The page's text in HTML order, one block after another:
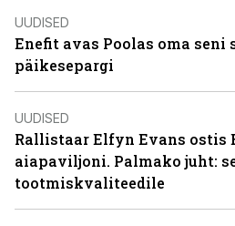
UUDISED
Enefit avas Poolas oma seni
päikesepargi
UUDISED
Rallistaar Elfyn Evans ostis
aiapaviljoni. Palmako juht:
tootmiskvaliteedile